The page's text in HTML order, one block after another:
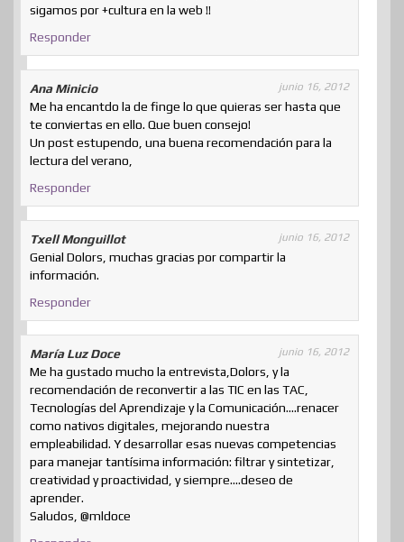
sigamos por +cultura en la web !!
Responder
Ana Minicio junio 16, 2012
Me ha encantdo la de finge lo que quieras ser hasta que
te conviertas en ello. Que buen consejo!
Un post estupendo, una buena recomendación para la
lectura del verano,
Responder
Txell Monguillot junio 16, 2012
Genial Dolors, muchas gracias por compartir la
información.
Responder
María Luz Doce junio 16, 2012
Me ha gustado mucho la entrevista,Dolors, y la
recomendación de reconvertir a las TIC en las TAC,
Tecnologías del Aprendizaje y la Comunicación….renacer
como nativos digitales, mejorando nuestra
empleabilidad. Y desarrollar esas nuevas competencias
para manejar tantísima información: filtrar y sintetizar,
creatividad y proactividad, y siempre….deseo de
aprender.
Saludos, @mldoce